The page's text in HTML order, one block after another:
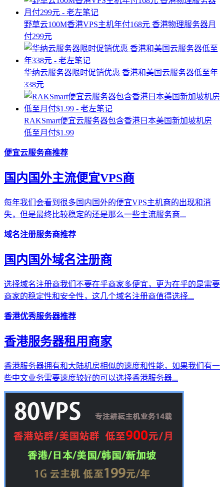
野草云100M香港VPS主机年付168元 香港物理服务器月
付299元
华纳云服务器限时促销优惠 香港和美国云服务器低至年
338元
RAKSmart便宜云服务器包含香港日本美国新加坡机房
低至月付$1.99
便宜云服务商推荐
国内国外主流便宜VPS商
每年我们会看到很多国内国外的便宜VPS主机商的出现和消
失，但是最终比较稳定的还是那么一些主流服务商...
域名注册服务商推荐
国内国外域名注册商
选择域名注册商我们不要在乎商家多便宜，更为在乎的是需要
商家的稳定性和安全性，这几个域名注册商值得选择...
香港优秀服务器推荐
香港服务器租用商家
香港服务器拥有和大陆机房相似的速度和性能，如果我们有一
些中文业务需要速度较好的可以选择香港服务器...